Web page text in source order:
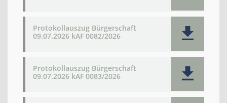
Protokollauszug Bürgerschaft
09.07.2026 kAF 0082/2026
Protokollauszug Bürgerschaft
09.07.2026 kAF 0083/2026